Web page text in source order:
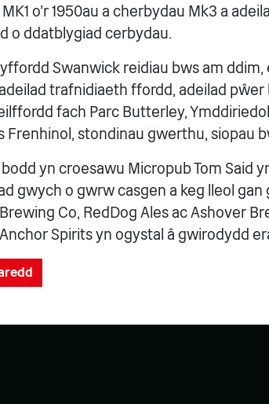
o'r 1950au a cherbydau Mk3 a
o ddatblygiad cerbydau.
Swanwick reidiau bws am
trafnidiaeth ffordd, adeilad
fach Parc Butterley,
Frenhinol, stondinau gwerthu, siopau
yn croesawu Micropub Tom Said
gwych o gwrw casgen a keg lleol
Co, RedDog Ales ac Ashover
Spirits yn ogystal â gwirodydd